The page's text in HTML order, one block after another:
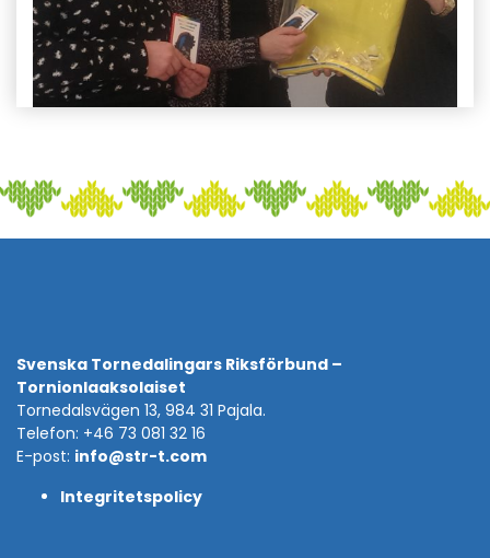
Svenska Tornedalingars Riksförbund –
Tornionlaaksolaiset
Tornedalsvägen 13, 984 31 Pajala.
Telefon: +46 73 081 32 16
E-post: info@str-t.com
Integritetspolicy